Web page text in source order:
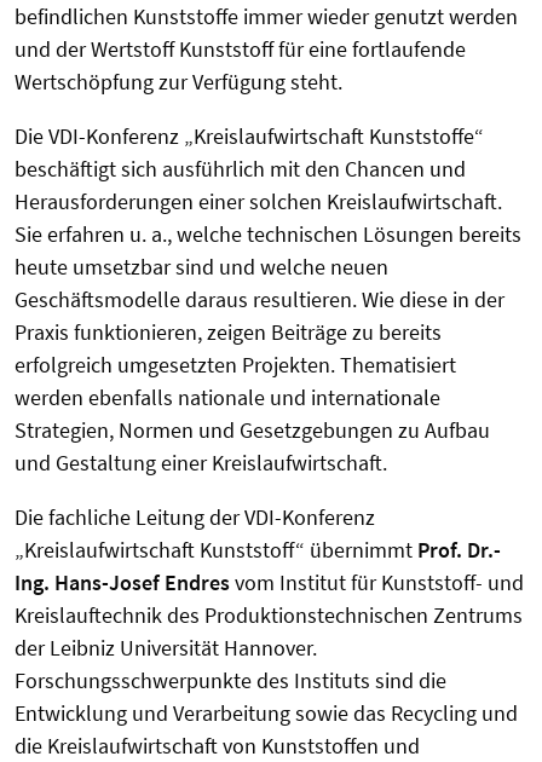
befindlichen Kunststoffe immer wieder genutzt werden
und der Wertstoff Kunststoff für eine fortlaufende
Wertschöpfung zur Verfügung steht.
Die VDI-Konferenz „Kreislaufwirtschaft Kunststoffe“
beschäftigt sich ausführlich mit den Chancen und
Herausforderungen einer solchen Kreislaufwirtschaft.
Sie erfahren u. a., welche technischen Lösungen bereits
heute umsetzbar sind und welche neuen
Geschäftsmodelle daraus resultieren. Wie diese in der
Praxis funktionieren, zeigen Beiträge zu bereits
erfolgreich umgesetzten Projekten. Thematisiert
werden ebenfalls nationale und internationale
Strategien, Normen und Gesetzgebungen zu Aufbau
und Gestaltung einer Kreislaufwirtschaft.
Die fachliche Leitung der VDI-Konferenz
„Kreislaufwirtschaft Kunststoff“ übernimmt Prof. Dr.-
Ing. Hans-Josef Endresvom Institut für Kunststoff- und
Kreislauftechnik des Produktionstechnischen Zentrums
der Leibniz Universität Hannover.
Forschungsschwerpunkte des Instituts sind die
Entwicklung und Verarbeitung sowie das Recycling und
die Kreislaufwirtschaft von Kunststoffen und